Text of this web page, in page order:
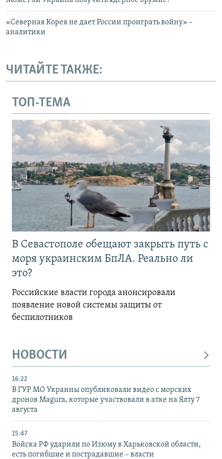
«Северная Корея не дает России проиграть войну» –
аналитики
ЧИТАЙТЕ ТАКЖЕ:
ТОП-ТЕМА
В Севастополе обещают закрыть путь с
моря украинским БпЛА. Реально ли
это?
Российские власти города анонсировали
появление новой системы защиты от
беспилотников
НОВОСТИ
16:22
В ГУР МО Украины опубликовали видео с морских
дронов Magura, которые участвовали в атке на Ялту 7
августа
15:47
Войска РФ ударили по Изюму в Харьковской области,
есть погибшие и пострадавшие – власти